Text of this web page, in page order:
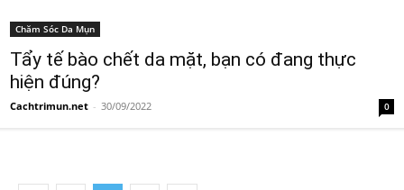
Chăm Sóc Da Mụn
Tẩy tế bào chết da mặt, bạn có đang thực
hiện đúng?
Cachtrimun.net - 30/09/2022 0